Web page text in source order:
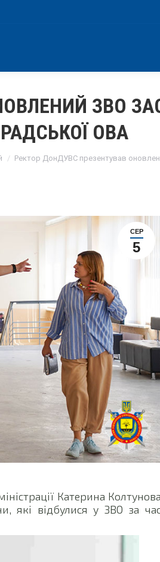
ЗВО
ОВА
Ректор ДонДУВС презентував
СЕР
5
Катерина Колтунова
які відбулися у ЗВО за